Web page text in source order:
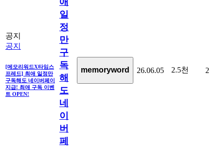
공지
공지
[메모리워드X타임스
프레드] 최애 일정만
구독해도 네이버페이
지급! 최애 구독 이벤
트 OPEN!
일
정
만
구
독
해
도
네
이
버
페
memoryword 26.06.05 2.5천 2